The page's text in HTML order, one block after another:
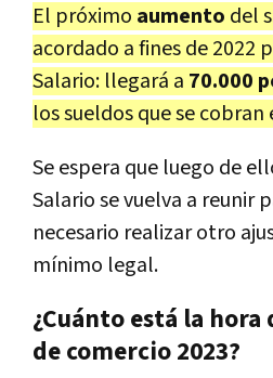
El próximo aumento del
acordado a fines de 2022
Salario: llegará a 70.000
los sueldos que se cobran
Se espera que luego de
Salario se vuelva a reunir
necesario realizar otro
mínimo legal.
¿Cuánto está la
de comercio 2023?